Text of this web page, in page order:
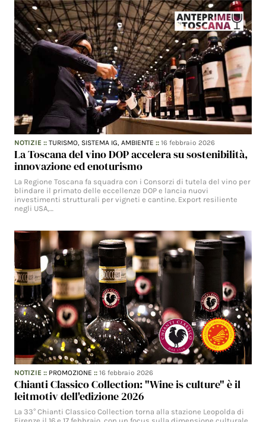
NOTIZIE ::TURISMO, SISTEMA IG,AMBIENTE ::16 febbraio 2026
La Toscana del vino DOP accelera su sostenibilità,
innovazione ed enoturismo
La Regione Toscana fa squadra con i Consorzi di tutela del vino per
blindare il primato delle eccellenze DOP e lancia nuovi
investimenti strutturali per vigneti e cantine. Export resiliente
negli USA,…
NOTIZIE :: PROMOZIONE ::16 febbraio 2026
Chianti Classico Collection: "Wine is culture" è il
leitmotiv dell'edizione 2026
La 33° Chianti Classico Collection torna alla stazione Leopolda di